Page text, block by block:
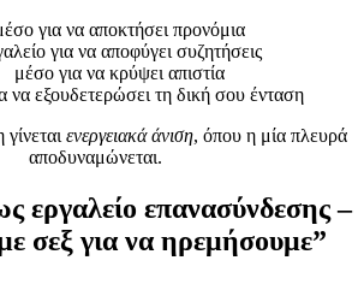
για να αποκτήσει προνόμια
για να αποφύγει συζητήσεις
μέσο για να κρύψει απιστία
να εξουδετερώσει τη δική σου ένταση
ενεργειακά άνιση, όπου η μία πλευρά
αποδυναμώνεται.
εργαλείο επανασύνδεσης –
σεξ για να ηρεμήσουμε”